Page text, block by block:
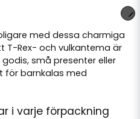
med dessa charmiga
Rex- och vulkantema är
små presenter eller
för barnkalas med
i varje förpackning